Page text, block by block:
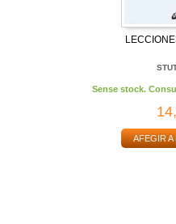
Sense stock.
AFEGIR A